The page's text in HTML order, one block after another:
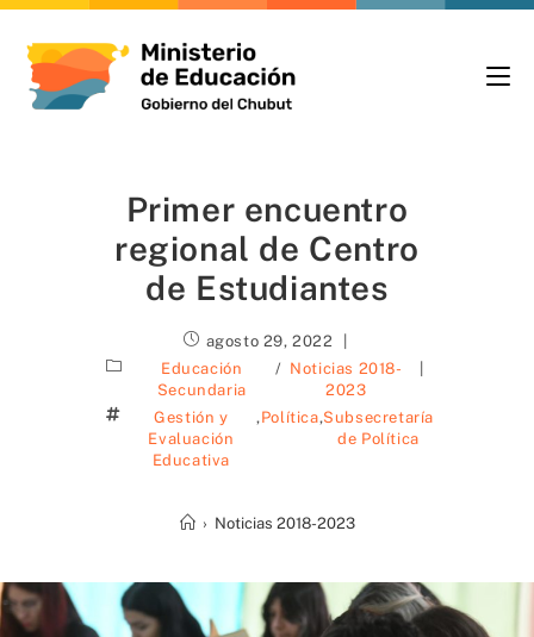
Primer encuentro
regional de Centro
de Estudiantes
agosto 29, 2022
Educación
Secundaria
/ Noticias 2018-
2023
Gestión y
Evaluación
Educativa
,Política,Subsecretaría
de Política
› Noticias 2018-2023